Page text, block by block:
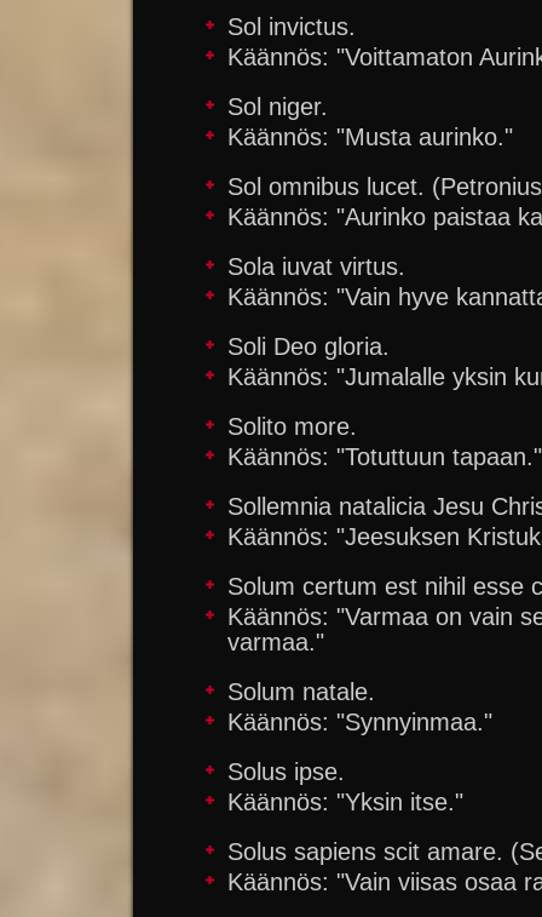
Sol invictus.
Käännös: "Voittamaton
Sol niger.
Käännös: "Musta aurinko."
Sol omnibus lucet.
Käännös: "Aurinko paistaa
Sola iuvat virtus.
Käännös: "Vain hyve
Soli Deo gloria.
Käännös: "Jumalalle yksin
Solito more.
Käännös: "Totuttuun tapaan."
Sollemnia natalicia Jesu
Käännös: "Jeesuksen
Solum certum est nihil esse
Käännös: "Varmaa on vain
varmaa."
Solum natale.
Käännös: "Synnyinmaa."
Solus ipse.
Käännös: "Yksin itse."
Solus sapiens scit amare.
Käännös: "Vain viisas osaa